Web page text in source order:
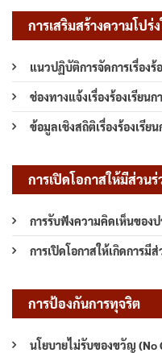
การเสริมสร้างความโปร่
แนวปฏิบัติการจัดการเรื่อง
ช่องทางแจ้งเรื่องร้องเรีย
ข้อมูลเชิงสถิติเรื่องร้องเรี
การเปิดโอกาสให้มีส่วนร่
การรับฟังความคิดเห็นของ
การเปิดโอกาสให้เกิดการมี
การป้องกันการทุจริต
นโยบายไม่รับของขวัญ (No